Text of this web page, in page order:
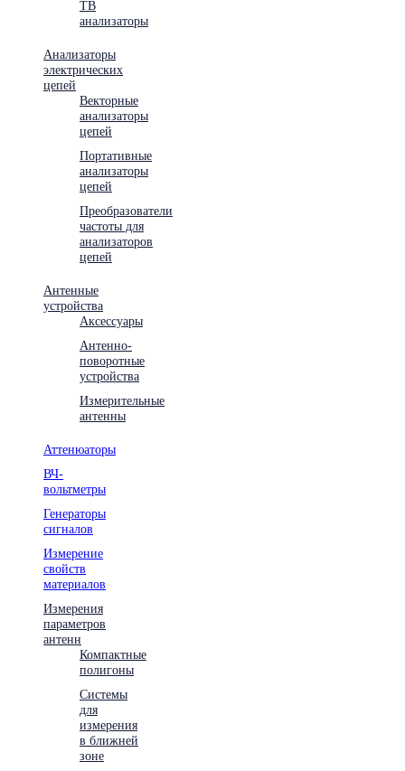
ТВ
анализаторы
Анализаторы
электрических
цепей
Векторные
анализаторы
цепей
Портативные
анализаторы
цепей
Преобразователи
частоты для
анализаторов
цепей
Антенные
устройства
Аксессуары
Антенно-
поворотные
устройства
Измерительные
антенны
Аттенюаторы
ВЧ-
вольтметры
Генераторы
сигналов
Измерение
свойств
материалов
Измерения
параметров
антенн
Компактные
полигоны
Системы
для
измерения
в ближней
зоне